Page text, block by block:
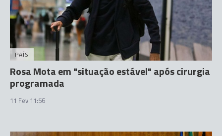
PAÍS
Rosa Mota em "situação estável" após cirurgia
programada
11 Fev 11:56